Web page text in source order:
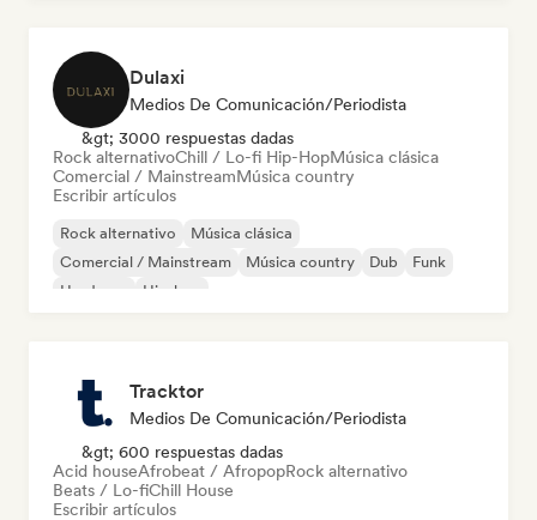
Dulaxi
Medios De Comunicación/Periodista
&gt; 3000 respuestas dadas
Rock alternativoChill / Lo-fi Hip-HopMúsica clásica
Comercial / MainstreamMúsica country
Escribir artículos
Rock alternativo
Música clásica
Comercial / Mainstream
Música country Dub
Funk
Hardcore
Hip-hop
Tracktor
Medios De Comunicación/Periodista
&gt; 600 respuestas dadas
Acid houseAfrobeat / AfropopRock alternativo
Beats / Lo-fiChill House
Escribir artículos